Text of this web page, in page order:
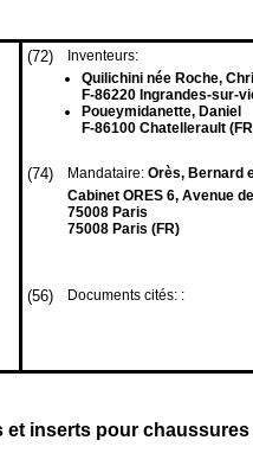
(72)
Inventeurs:
Quilichini née Roche,
F-86220 Ingrandes-sur-
Poueymidanette, Daniel
F-86100 Chatellerault
(74) Mandataire: Orès, Bernard
Cabinet ORES 6, Avenue
75008 Paris
75008 Paris (FR)
(56) Documents cités: :
inserts pour